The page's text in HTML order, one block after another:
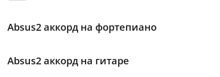
한국어
हिन्दी
Absus2 аккорд на фортепиано
Absus2 аккорд на гитаре